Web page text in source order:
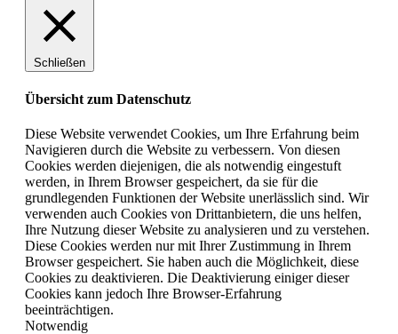
Schließen
Übersicht zum Datenschutz
Diese Website verwendet Cookies, um Ihre Erfahrung beim
Navigieren durch die Website zu verbessern. Von diesen
Cookies werden diejenigen, die als notwendig eingestuft
werden, in Ihrem Browser gespeichert, da sie für die
grundlegenden Funktionen der Website unerlässlich sind. Wir
verwenden auch Cookies von Drittanbietern, die uns helfen,
Ihre Nutzung dieser Website zu analysieren und zu verstehen.
Diese Cookies werden nur mit Ihrer Zustimmung in Ihrem
Browser gespeichert. Sie haben auch die Möglichkeit, diese
Cookies zu deaktivieren. Die Deaktivierung einiger dieser
Cookies kann jedoch Ihre Browser-Erfahrung
beeinträchtigen.
Notwendig